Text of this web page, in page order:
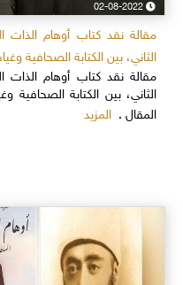
02-08-2022
مقالة نقد كتاب أوهام الذات
الثاني، بين الكتابة الصحافية
مقالة نقد كتاب أوهام الذات
الثاني، بين الكتابة الصحافية
المقال .المزيد